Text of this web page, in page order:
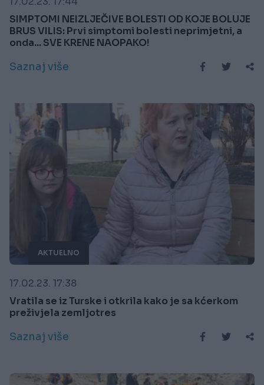
SIMPTOMI NEIZLJEČIVE BOLESTI OD KOJE BOLUJE
BRUS VILIS: Prvi simptomi bolesti neprimjetni, a
onda... SVE KRENE NAOPAKO!
Saznaj više
AKTUELNO
17.02.23. 17:38
Vratila se iz Turske i otkrila kako je sa kćerkom
preživjela zemljotres
Saznaj više